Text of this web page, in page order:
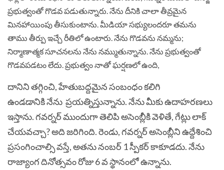
ప్రభుత్వంతో గొడవ పడుతున్నారు. నేను దీనికి చాలా తీవ్రమైన
మినహాయింపు తీసుకుంటాను. మీడియా సభ్యులందరూ తమను
తాము తీర్పు ఇచ్చే రీతిలో ఉంటారు. నేను గొడవను నమ్మను;
నిర్మాణాత్మక సూచనలను నేను నమ్ముతున్నాను. నేను ప్రభుత్వంతో
గొడవపడటం లేదు. ప్రభుత్వం నాతో ఘర్షణలో ఉంది,
దానిని తగ్గించి, హేతుబద్దమైన సంబంధం కలిగి
ఉండడానికి నేను ప్రయత్నిస్తున్నాను. నేను మీకు ఉదాహరణలు
ఇస్తాను. గవర్నర్ ముందుగా తెలిపి అసెంబ్లీకి వెళితే, గేట్లు లాక్
చేయవచ్చా? అది జరిగింది. రెండు, గవర్నర్ అసెంబ్లీని ఉద్దేశించి
ప్రసంగించాల్సి వస్తే, అతను నంబర్ 1 స్పీకర్ కాకూడదు. నేను
రాజ్యాంగ దినోత్సవం రోజు 6 వ స్థానంలో ఉన్నాను.